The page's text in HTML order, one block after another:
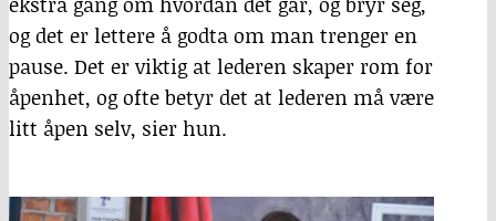
og det er lettere å godta om man trenger en
pause. Det er viktig at lederen skaper rom for
åpenhet, og ofte betyr det at lederen må være
litt åpen selv, sier hun.